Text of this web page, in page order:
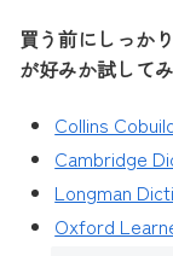
買う前にしっか
が好みか試して
Collins
Cambridge
Longman
Oxford